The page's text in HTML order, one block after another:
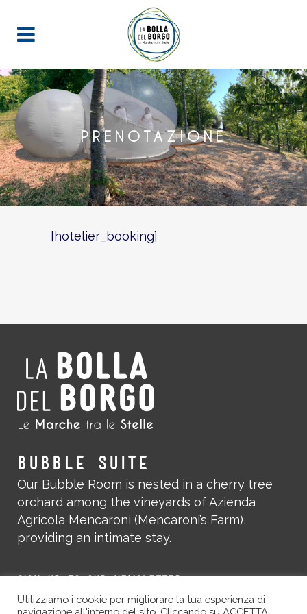
PRENOTAZIONE
[hotelier_booking]
BUBBLE SUITE
Our Bubble Room is nested in a cherry tree
orchard among the vineyards of Azienda
Agricola Mencaroni (Mencaroni’s Farm),
providing an intimate stay.
SIGN UP TO OUR NEWSLETTER
Utilizziamo i cookie per migliorare la tua esperienza di
navigazione all'interno del sito. Cliccando su ACCETTA,